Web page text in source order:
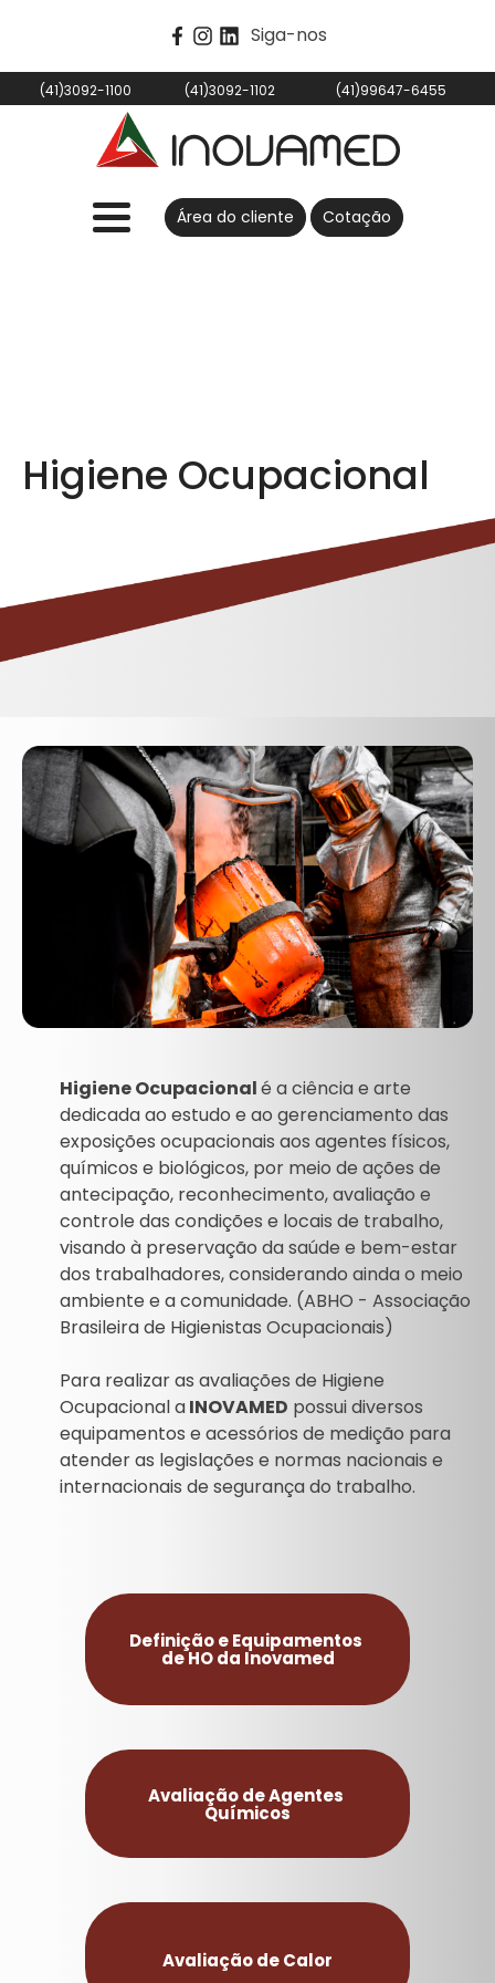
Siga-nos
(41)3092-1100 (41)3092-1102 (41)99647-6455
Área do cliente Cotação
Higiene Ocupacional
Higiene Ocupacionalé a ciência e arte
dedicada ao estudo e ao gerenciamento das
exposições ocupacionais aos agentes físicos,
químicos e biológicos, por meio de ações de
antecipação, reconhecimento, avaliação e
controle das condições e locais de trabalho,
visando à preservação da saúde e bem-estar
dos trabalhadores, considerando ainda o meio
ambiente e a comunidade. (ABHO - Associação
Brasileira de Higienistas Ocupacionais)
Para realizar as avaliações de Higiene
Ocupacional aINOVAMED possui diversos
equipamentos e acessórios de medição para
atender as legislações e normas nacionais e
internacionais de segurança do trabalho.
Definição e Equipamentos
de HO da Inovamed
Avaliação de Agentes
Químicos
Avaliação de Calor